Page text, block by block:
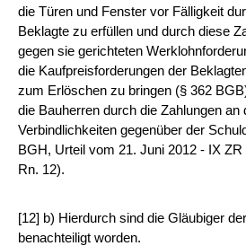
die Türen und Fenster vor Fälligkeit
Beklagte zu erfüllen und durch diese
gegen sie gerichteten
die Kaufpreisforderungen der
zum Erlöschen zu bringen (§ 362
die Bauherren durch die Zahlungen an
Verbindlichkeiten gegenüber der
BGH, Urteil vom 21. Juni 2012 - IX ZR
Rn. 12).
[12] b) Hierdurch sind die Gläubiger
benachteiligt worden.